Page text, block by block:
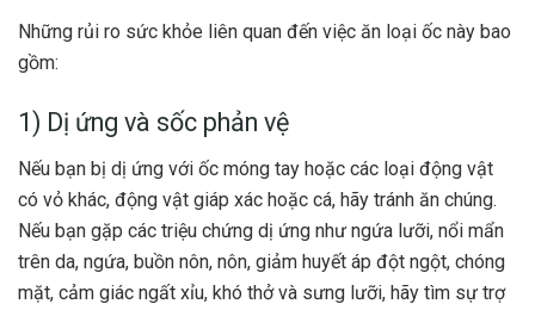
Những rủi ro sức khỏe liên quan đến việc ăn loại ốc này bao
gồm:
1) Dị ứng và sốc phản vệ
Nếu bạn bị dị ứng với ốc móng tay hoặc các loại động vật
có vỏ khác, động vật giáp xác hoặc cá, hãy tránh ăn chúng.
Nếu bạn gặp các triệu chứng dị ứng như ngứa lưỡi, nổi mẩn
trên da, ngứa, buồn nôn, nôn, giảm huyết áp đột ngột, chóng
mặt, cảm giác ngất xỉu, khó thở và sưng lưỡi, hãy tìm sự trợ